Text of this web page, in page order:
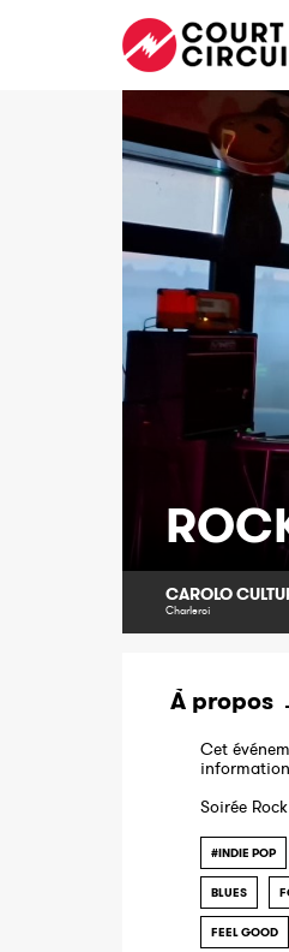
CAROLO
Charleroi
À propos
Cet
Soirée
#INDIE POP
BLUES
FEEL GOOD